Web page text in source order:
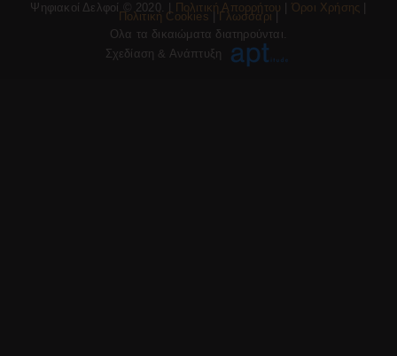
Ψηφιακοί Δελφοί © 2020. |
Πολιτική Απορρήτου Όροι Χρήσης
Πολιτική Cookies | Γλωσσάρι
Ολα τα δικαιώματα διατηρούνται.
Σχεδίαση & Ανάπτυξη